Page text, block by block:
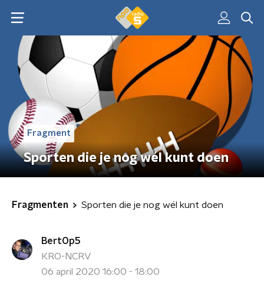
Fragment
Sporten die je nog wél kunt doen
Fragmenten Sporten die je nog wél kunt doen
BertOp5
KRO-NCRV
06 april 2020 16:00 - 18:00